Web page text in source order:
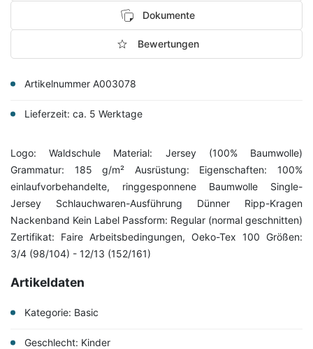
Dokumente
Bewertungen
Artikelnummer A003078
Lieferzeit: ca. 5 Werktage
Logo: Waldschule Material: Jersey (100% Baumwolle)
Grammatur: 185 g/m² Ausrüstung: Eigenschaften: 100%
einlaufvorbehandelte, ringgesponnene Baumwolle Single-
Jersey Schlauchwaren-Ausführung Dünner Ripp-Kragen
Nackenband Kein Label Passform: Regular (normal geschnitten)
Zertifikat: Faire Arbeitsbedingungen, Oeko-Tex 100 Größen:
3/4 (98/104) - 12/13 (152/161)
Artikeldaten
Kategorie: Basic
Geschlecht: Kinder